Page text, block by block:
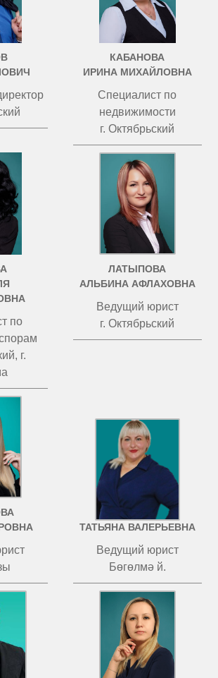
КАБАНОВА
ИРИНА МИХАЙЛОВНА
Специалист по
недвижимости
г. Октябрьский
по
г.
ЛАТЫПОВА
АЛЬБИНА АФЛАХОВНА
Ведущий юрист
г. Октябрьский
ЧИСТОВА
ТАТЬЯНА ВАЛЕРЬЕВНА
Ведущий юрист
Бөгөлмә й.